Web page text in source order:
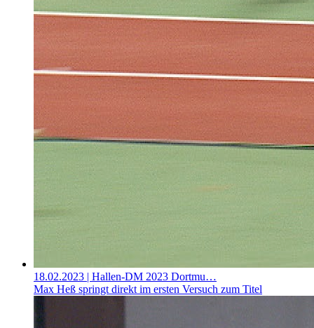
18.02.2023 | Hallen-DM 2023 Dortmu…
Max Heß springt direkt im ersten Versuch zum Titel